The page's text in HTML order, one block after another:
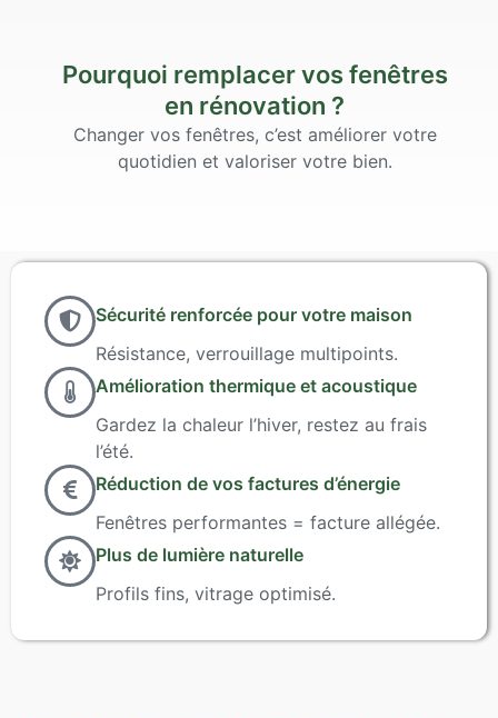
Pourquoi remplacer vos fenêtres
en rénovation ?
Changer vos fenêtres, c’est améliorer votre
quotidien et valoriser votre bien.
Sécurité renforcée pour votre maison
Résistance, verrouillage multipoints.
Amélioration thermique et acoustique
Gardez la chaleur l’hiver, restez au frais
l’été.
Réduction de vos factures d’énergie
Fenêtres performantes = facture allégée.
Plus de lumière naturelle
Profils fins, vitrage optimisé.